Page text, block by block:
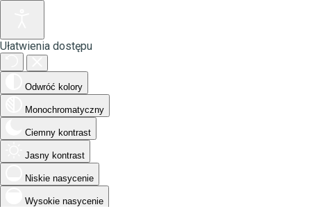
Ułatwienia dostępu
Odwróć kolory
Monochromatyczny
Ciemny kontrast
Jasny kontrast
Niskie nasycenie
Wysokie nasycenie